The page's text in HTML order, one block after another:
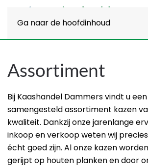
Ga naar de hoofdinhoud
Assortiment
Bij Kaashandel Dammers vindt u
samengesteld assortiment kazen
kwaliteit. Dankzij onze jarenlange
inkoop en verkoop weten wij
écht goed zijn. Al onze kazen
gerijpt op houten planken en door